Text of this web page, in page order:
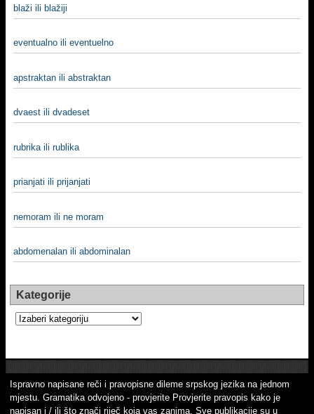
blaži ili blažiji
eventualno ili eventuelno
apstraktan ili abstraktan
dvaest ili dvadeset
rubrika ili rublika
prianjati ili prijanjati
nemoram ili ne moram
abdomenalan ili abdominalan
Kategorije
Kategorije
Ispravno napisane reči i pravopisne dileme srpskog jezika na jednom
mjestu. Gramatika odvojeno - provjerite Provjerite pravopis kako je
napisan i / ili što znači riječ koja vas zanima. Sve publikacije su u